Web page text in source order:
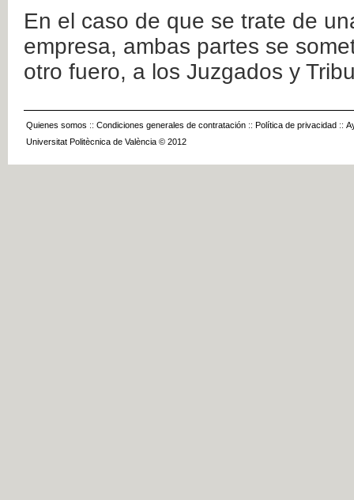
En el caso de que se trate de
empresa, ambas partes se
otro fuero, a los Juzgados y
Quienes somos :: Condiciones generales de contratación :: Política de privacidad ::
Universitat Politècnica de València © 2012